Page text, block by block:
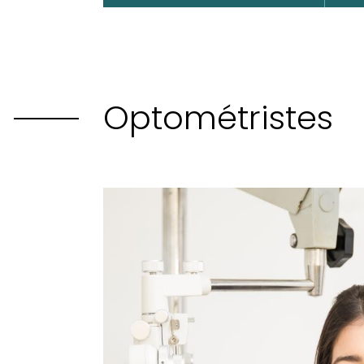
Optométristes